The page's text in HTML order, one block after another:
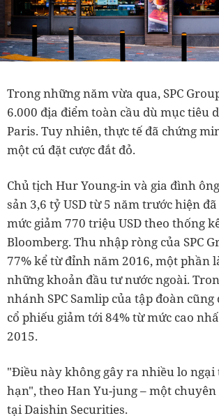
Trong những năm vừa qua, SPC
6.000 địa điểm toàn cầu dù mục tiêu
Paris. Tuy nhiên, thực tế đã chứng
một cú đặt cược đắt đỏ.
Chủ tịch Hur Young-in và gia đình
sản 3,6 tỷ USD từ 5 năm trước hiện
mức giảm 770 triệu USD theo thống
Bloomberg. Thu nhập ròng của SPC
77% kể từ đỉnh năm 2016, một phần
những khoản đầu tư nước ngoài.
nhánh SPC Samlip của tập đoàn
cổ phiếu giảm tới 84% từ mức cao
2015.
"Điều này không gây ra nhiều lo ngại
hạn", theo Han Yu-jung – một
tại Daishin Securities.